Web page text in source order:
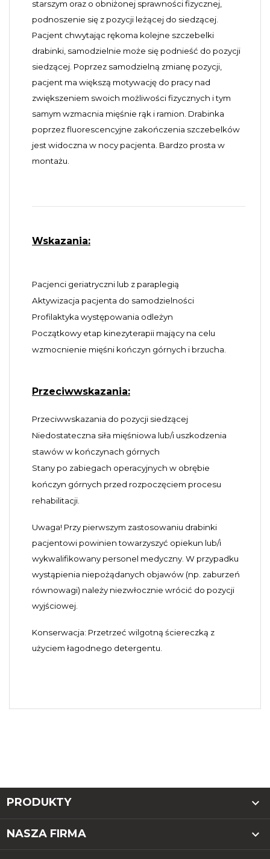
starszym oraz o obniżonej sprawności fizycznej,
podnoszenie się z pozycji leżącej do siedzącej.
Pacjent chwytając rękoma kolejne szczebelki
drabinki, samodzielnie może się podnieść do pozycji
siedzącej. Poprzez samodzielną zmianę pozycji,
pacjent ma większą motywację do pracy nad
zwiększeniem swoich możliwości fizycznych i tym
samym wzmacnia mięśnie rąk i ramion. Drabinka
poprzez fluorescencyjne zakończenia szczebelków
jest widoczna w nocy pacjenta. Bardzo prosta w
montażu.
Wskazania:
Pacjenci geriatryczni lub z paraplegią
Aktywizacja pacjenta do samodzielności
Profilaktyka występowania odleżyn
Początkowy etap kinezyterapii mający na celu
wzmocnienie mięśni kończyn górnych i brzucha.
Przeciwwskazania:
Przeciwwskazania do pozycji siedzącej
Niedostateczna siła mięśniowa lub/i uszkodzenia
stawów w kończynach górnych
Stany po zabiegach operacyjnych w obrębie
kończyn górnych przed rozpoczęciem procesu
rehabilitacji.
Uwaga! Przy pierwszym zastosowaniu drabinki
pacjentowi powinien towarzyszyć opiekun lub/i
wykwalifikowany personel medyczny. W przypadku
wystąpienia niepożądanych objawów (np. zaburzeń
równowagi) należy niezwłocznie wrócić do pozycji
wyjściowej.
Konserwacja: Przetrzeć wilgotną ściereczką z
użyciem łagodnego detergentu.
PRODUKTY 
NASZA FIRMA 